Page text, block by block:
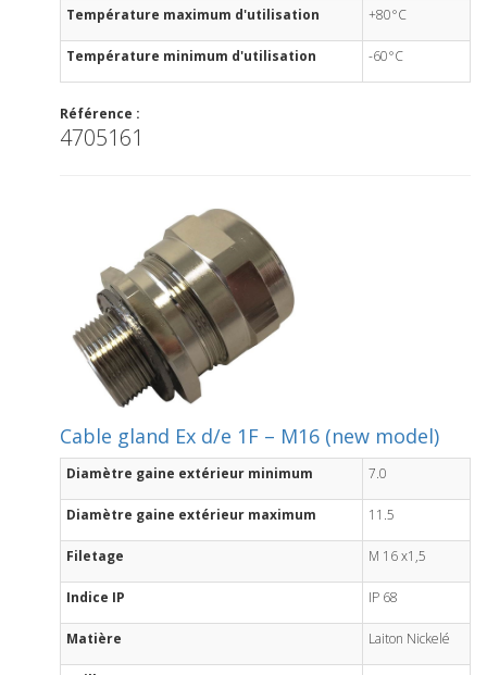
Température maximum d'utilisation +80°C
Température minimum d'utilisation -60°C
Référence :
4705161
Cable gland Ex d/e 1F – M16 (new model)
Diamètre gaine extérieur minimum 7.0
Diamètre gaine extérieur maximum 11.5
Filetage M 16 x1,5
Indice IP IP 68
Matière Laiton Nickelé